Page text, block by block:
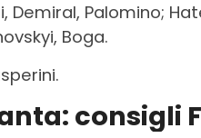
Demiral, Palomino;
Boga.
consigli